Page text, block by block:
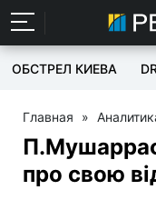
ОБСТРЕЛ КИЕВА
Главная »
про свою